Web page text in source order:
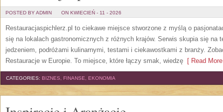
POSTED BY ADMIN ON KWIECIEŃ - 11 - 2026
Restauracjaspichlerz.pl to ciekawe miejsce stworzone z myślą o
się na lokalach gastronomicznych z różnych krajów. Serwis skupia się na
jedzeniem, podróżami kulinarnymi, testami i ciekawostkami z branży.
Restauracje w Europie. To miejsce, które łączy smak, wiedzę [ Read
CATEGORIES: BIZNES, FINANSE, EKONOMIA